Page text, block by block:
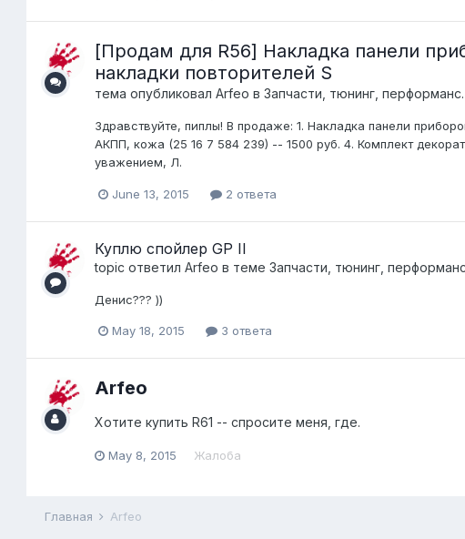
[Продам для R56] Накладка панели
накладки повторителей S
тема опубликовал Arfeo в Запчасти, тюнинг, перформанс.
Здравствуйте, пиплы! В продаже: 1. Накладка панели
АКПП, кожа (25 16 7 584 239) -- 1500 руб. 4. Комплект
уважением, Л.
June 13, 2015 2 ответа
Куплю спойлер GP II
topic ответил Arfeo в теме Запчасти, тюнинг,
Денис??? ))
May 18, 2015 3 ответа
Arfeo
Хотите купить R61 -- спросите меня, где.
May 8, 2015 Жалоба
Главная Arfeo